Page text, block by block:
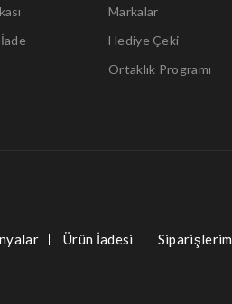
Markalar
Hediye Çeki
Ortaklık Programı
Ürün İadesi Siparişlerim